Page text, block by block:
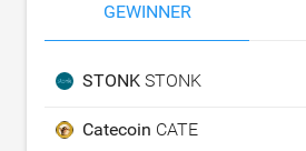
GEWINNER
STONK STONK
Catecoin CATE